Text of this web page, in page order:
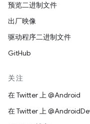
预览二进制文件
出厂映像
驱动程序二进制文件
GitHub
关注
在 Twitter 上 @Android
在 Twitter 上